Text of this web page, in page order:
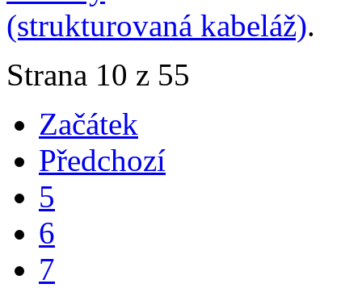
(strukturovaná kabeláž).
Strana 10 z 55
Začátek
Předchozí
5
6
7